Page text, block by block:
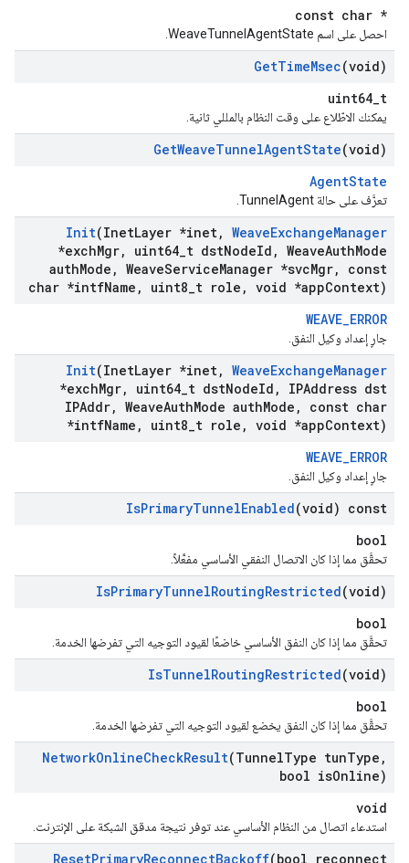
const char *
احصل على اسم WeaveTunnelAgentState.
GetTimeMsec(void)
uint64_t
يمكنك الاطّلاع على وقت النظام بالمللي ثانية.
GetWeaveTunnelAgentState(void)
AgentState
تعرَّف على حالة TunnelAgent.
Init(InetLayer *inet, WeaveExchangeManager
*exchMgr, uint64 t dstNodeId , WeaveAuthMode
authMode , WeaveServiceManager *svcMgr,
const
char *intfName , uint8 t role , void *appContext)
WEAVE_ERROR
جارٍ إعداد وكيل النفق.
Init(InetLayer *inet, WeaveExchangeManager
*exchMgr, uint64 t dstNodeId ,
IPAddress dst
IPAddr, WeaveAuthMode authMode ,
const char
*intfName , uint8 t role , void *appContext)
WEAVE_ERROR
جارٍ إعداد وكيل النفق.
IsPrimaryTunnelEnabled(void) const
bool
تحقَّق مما إذا كان الاتصال النفقي الأساسي مفعَّلاً.
IsPrimaryTunnelRoutingRestricted(void)
bool
تحقَّق مما إذا كان النفق الأساسي خاضعًا لقيود التوجيه التي تفرضها الخدمة.
IsTunnelRoutingRestricted(void)
bool
تحقَّق مما إذا كان النفق يخضع لقيود التوجيه التي تفرضها الخدمة.
NetworkOnlineCheckResult(TunnelType tunType ,
bool isOnline)
void
استدعاء اتصال من النظام الأساسي عند توفر نتيجة مدقق الشبكة على الإنترنت.
ResetPrimaryReconnectBackoff(bool reconnect